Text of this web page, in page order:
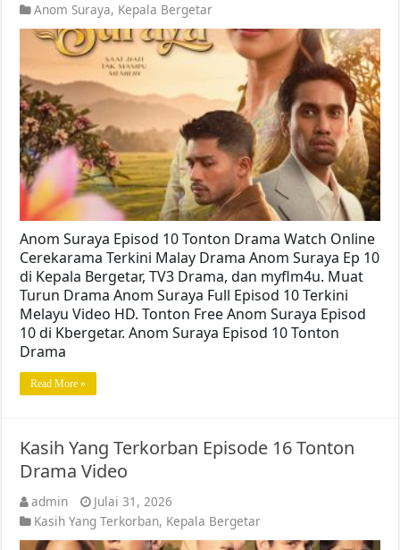
Anom Suraya, Kepala Bergetar
Anom Suraya Episod 10 Tonton Drama Watch Online
Cerekarama Terkini Malay Drama Anom Suraya Ep 10
di Kepala Bergetar, TV3 Drama, dan myflm4u. Muat
Turun Drama Anom Suraya Full Episod 10 Terkini
Melayu Video HD. Tonton Free Anom Suraya Episod
10 di Kbergetar. Anom Suraya Episod 10 Tonton
Drama
Read More »
Kasih Yang Terkorban Episode 16 Tonton
Drama Video
admin
Julai 31, 2026
Kasih Yang Terkorban, Kepala Bergetar